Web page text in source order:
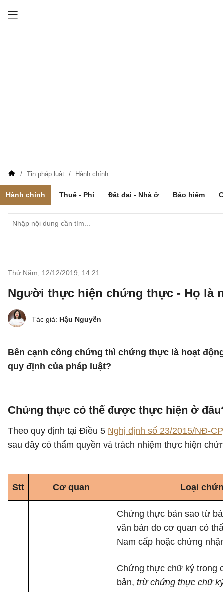
Tin pháp luật Hành chính
Hành chính Thuế - Phí Đất đai - Nhà ở Bảo hiểm
Thứ Năm, 12/12/2019 14:21
Người thực hiện chứng thực - Họ là
Tác giả: Hậu Nguyễn
Bên cạnh công chứng thì chứng thực là hoạt
quy định của pháp luật?
Chứng thực có thể được thực hiện ở
Theo quy định tại Điều 5 Nghị định số 23/2015/NĐ-CP
sau đây có thẩm quyền và trách nhiệm thực hiện
Stt Cơ quan Loại
Chứng thực bản sao từ
văn bản do cơ quan có
Nam cấp hoặc chứng
Chứng thực chữ ký trong
bản,trừ chứng thực chữ